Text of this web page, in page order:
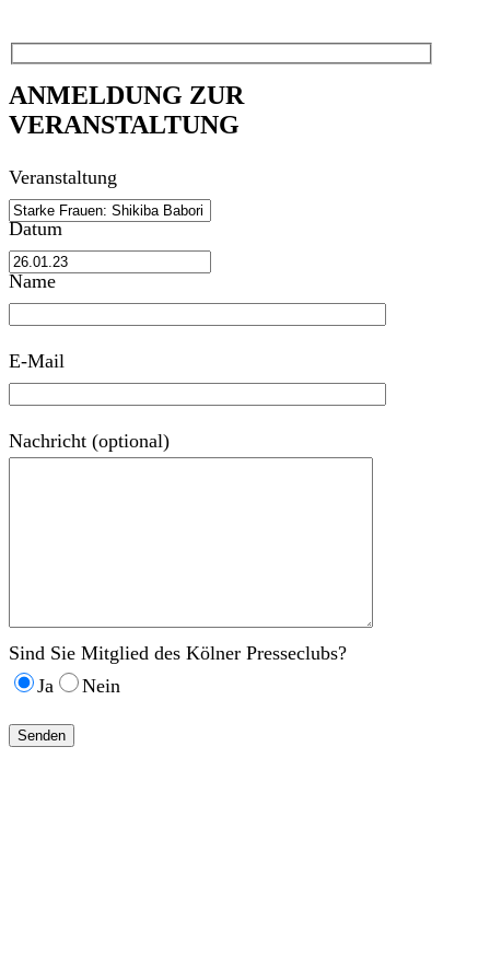
ANMELDUNG ZUR
VERANSTALTUNG
Veranstaltung
Datum
Name
E-Mail
Nachricht (optional)
Sind Sie Mitglied des Kölner Presseclubs?
Ja
Nein